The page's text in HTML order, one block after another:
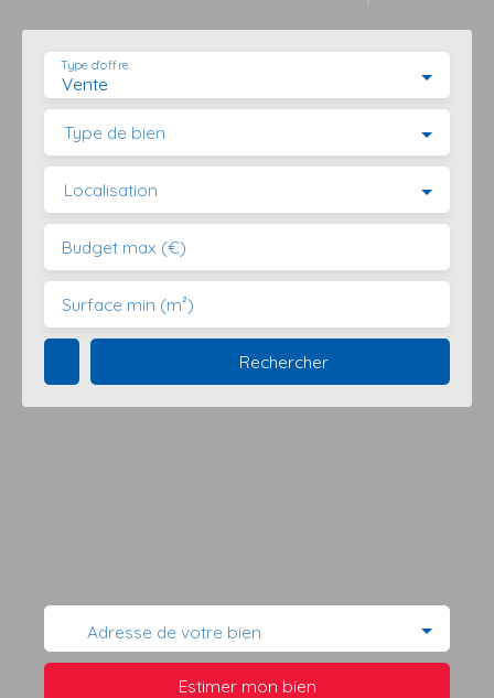
Vente
Type d'offre
Type de bien
Localisation
Budget max (€)
Surface min (m²)
Rechercher
Adresse de votre bien
Estimer mon bien